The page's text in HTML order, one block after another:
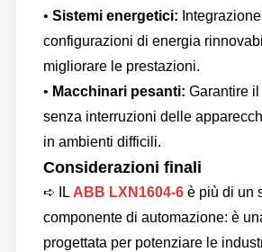
• Sistemi energetici:
configurazioni di energia
migliorare le prestazioni.
• Macchinari pesanti: Garantire
senza interruzioni delle
in ambienti difficili.
Considerazioni finali
➪ IL ABB LXN1604-6è più di un
componente di automazione: è
progettata per potenziare le